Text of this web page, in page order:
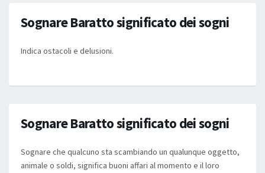
Sognare Baratto significato dei sogni
Indica ostacoli e delusioni.
Sognare Baratto significato dei sogni
Sognare che qualcuno sta scambiando un qualunque oggetto,
animale o soldi, significa buoni affari al momento e il loro